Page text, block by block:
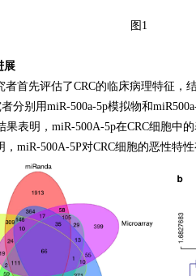
图1
展
首先评估了CRC的临床病理特征，
分别用miR-500a-5p模拟物和
表明，miR-500A-5p在CRC细胞中
miR-500A-5P对CRC细胞的恶性特性